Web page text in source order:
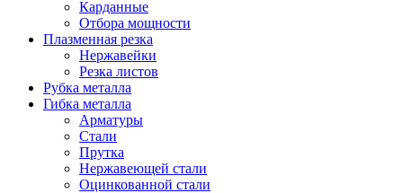
Карданные
Отбора мощности
Плазменная резка
Нержавейки
Резка листов
Рубка металла
Гибка металла
Арматуры
Стали
Прутка
Нержавеющей стали
Оцинкованной стали